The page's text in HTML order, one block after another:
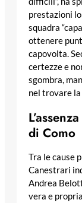
prestazioni
squadra
ottenere
capovolta.
certezze e
sgombra,
nel trovare
di Como
Tra le cause
Canestrari
Andrea
vera e